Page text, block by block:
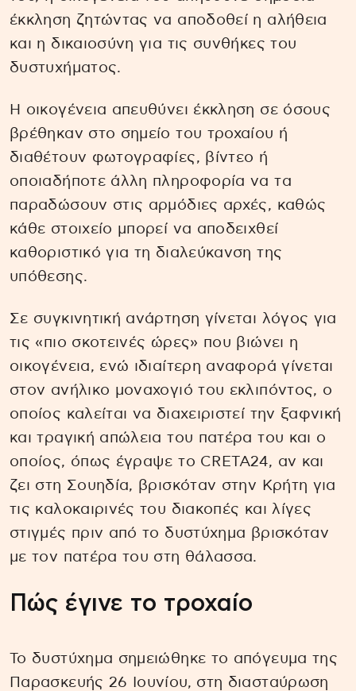
έκκληση ζητώντας να αποδοθεί η αλήθεια
και η δικαιοσύνη για τις συνθήκες του
δυστυχήματος.
Η οικογένεια απευθύνει έκκληση σε όσους
βρέθηκαν στο σημείο του τροχαίου ή
διαθέτουν φωτογραφίες, βίντεο ή
οποιαδήποτε άλλη πληροφορία να τα
παραδώσουν στις αρμόδιες αρχές, καθώς
κάθε στοιχείο μπορεί να αποδειχθεί
καθοριστικό για τη διαλεύκανση της
υπόθεσης.
Σε συγκινητική ανάρτηση γίνεται λόγος για
τις «πιο σκοτεινές ώρες» που βιώνει η
οικογένεια, ενώ ιδιαίτερη αναφορά γίνεται
στον ανήλικο μοναχογιό του εκλιπόντος, ο
οποίος καλείται να διαχειριστεί την ξαφνική
και τραγική απώλεια του πατέρα του και ο
οποίος, όπως έγραψε το CRETA24, αν και
ζει στη Σουηδία, βρισκόταν στην Κρήτη για
τις καλοκαιρινές του διακοπές και λίγες
στιγμές πριν από το δυστύχημα βρισκόταν
με τον πατέρα του στη θάλασσα.
Πώς έγινε το τροχαίο
Το δυστύχημα σημειώθηκε το απόγευμα της
Παρασκευής 26 Ιουνίου, στη διασταύρωση